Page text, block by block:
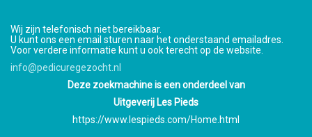
Wij zijn telefonisch niet bereikbaar.
U kunt ons een email sturen naar het onderstaand emailadres.
Voor verdere informatie kunt u ook terecht op de website.
info@pedicuregezocht.nl
Deze zoekmachine is een onderdeel van
Uitgeverij Les Pieds
https://www.lespieds.com/Home.html